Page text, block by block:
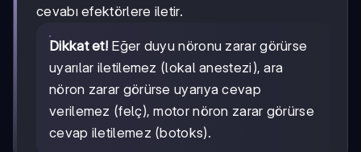
cevabı efektörlere iletir.
Dikkat et! Eğer duyu nöronu zarar görürse
uyarılar iletilemez (lokal anestezi), ara
nöron zarar görürse uyarıya cevap
verilemez (felç), motor nöron zarar görürse
cevap iletilemez (botoks).